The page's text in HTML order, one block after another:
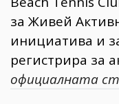
за Живей
инициатива и
регистрира за
официалната